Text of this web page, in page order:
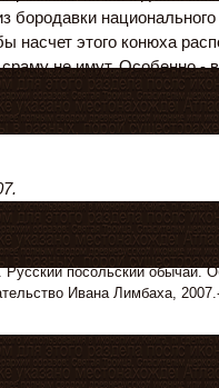
бородавки
насчет этого конюха
не имут. Особенно -
посольский обычай.
Ивана Лимбаха,